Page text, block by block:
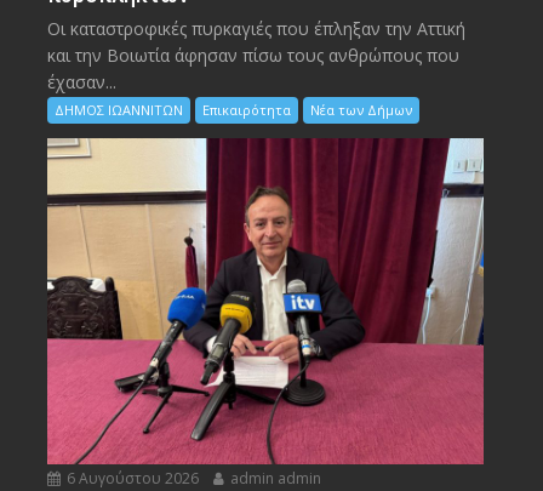
Οι καταστροφικές πυρκαγιές που έπληξαν την Αττική
και την Bοιωτία άφησαν πίσω τους ανθρώπους που
έχασαν...
ΔΗΜΟΣ ΙΩΑΝΝΙΤΩΝ Επικαιρότητα Νέα των Δήμων
6 Αυγούστου 2026 admin admin